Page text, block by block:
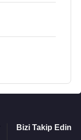
Bizi Takip Edin